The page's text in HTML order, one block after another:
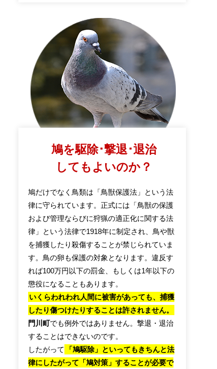
鳩を駆除･撃退･退治
してもよいのか？
鳩だけでなく鳥類は「鳥獣保護法」という法
律に守られています。正式には「鳥獣の保護
および管理ならびに狩猟の適正化に関する法
律」という法律で1918年に制定され、鳥や獣
を捕獲したり殺傷することが禁じられていま
す。鳥の卵も保護の対象となります。違反す
れば100万円以下の罰金、もしくは1年以下の
懲役になることもあります。
いくらわれわれ人間に被害があっても、捕獲
したり傷つけたりすることは許されません。
門川町でも例外ではありません。撃退・退治
することはできないのです。
したがって
「鳩駆除」といってもきちんと法
律にしたがって「鳩対策」することが必要で